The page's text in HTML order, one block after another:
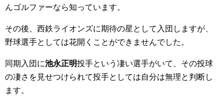
んゴルファーなら知っています。
その後、西鉄ライオンズに期待の星として入団しますが、
野球選手としては花開くことができませんでした。
同期入団に池永正明投手という凄い選手がいて、その投球
の凄さを見せつけられて投手としては自分は無理と判断し
ます。